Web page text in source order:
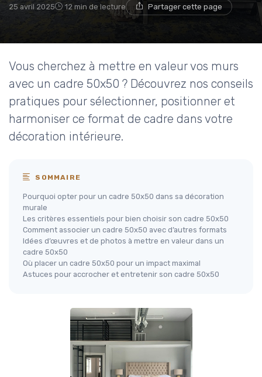
25 avril 2025 12 min de lecture Partager cette page
Vous cherchez à mettre en valeur vos murs
avec un cadre 50x50 ? Découvrez nos conseils
pratiques pour sélectionner, positionner et
harmoniser ce format de cadre dans votre
décoration intérieure.
SOMMAIRE
Pourquoi opter pour un cadre 50x50 dans sa décoration
murale
Les critères essentiels pour bien choisir son cadre 50x50
Comment associer un cadre 50x50 avec d’autres formats
Idées d’œuvres et de photos à mettre en valeur dans un
cadre 50x50
Où placer un cadre 50x50 pour un impact maximal
Astuces pour accrocher et entretenir son cadre 50x50